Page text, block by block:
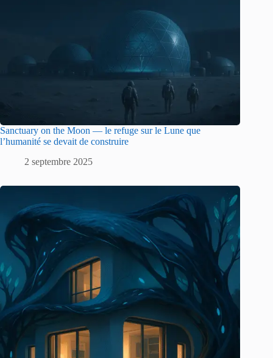
Sanctuary on the Moon — le refuge sur le Lune que
l’humanité se devait de construire
2 septembre 2025